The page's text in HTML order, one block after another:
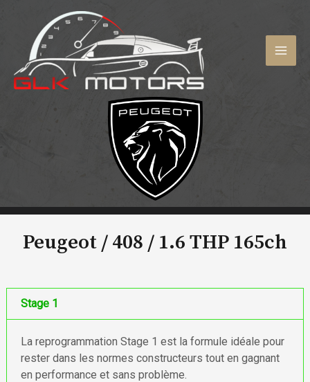
contenu
Peugeot / 408 / 1.6 THP 165ch
Stage 1
La reprogrammation Stage 1 est la formule idéale pour
rester dans les normes constructeurs tout en gagnant
en performance et sans problème.